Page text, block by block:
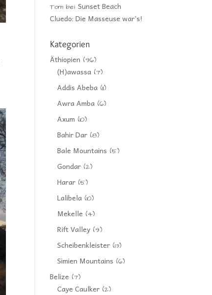
Tom beiSunset Beach
Cluedo: Die Masseuse war’s!
Kategorien
Äthiopien (96)
(H)awassa (7)
Addis Abeba (11)
Awra Amba (6)
Axum (10)
Bahir Dar (8)
Bale Mountains (5)
Gondar (2)
Harar (5)
Lalibela (10)
Mekelle (4)
Rift Valley (9)
Scheibenkleister (13)
Simien Mountains (6)
Belize (7)
Caye Caulker (2)